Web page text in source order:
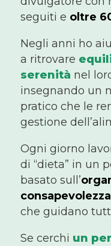
seguiti e oltre
Negli anni ho
a ritrovare
serenità nel
insegnando un
pratico che le
gestione
Ogni giorno
di “dieta” in un
basato sull’
consapevolezza
che guidano
Se cerchi un